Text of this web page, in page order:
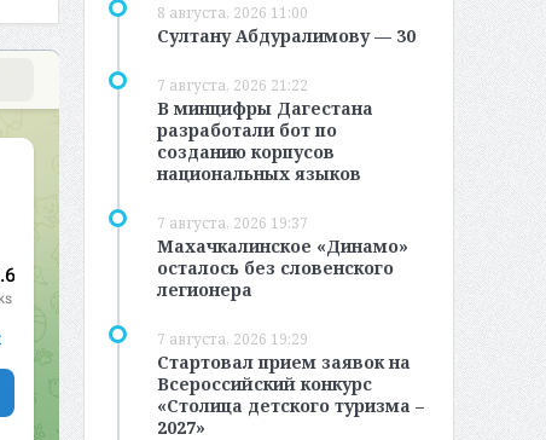
8 августа, 2026 11:00
Султану Абдуралимову — 30
7 августа, 2026 21:22
В минцифры Дагестана
разработали бот по
созданию корпусов
национальных языков
7 августа, 2026 19:37
Махачкалинское «Динамо»
осталось без словенского
легионера
7 августа, 2026 19:29
Стартовал прием заявок на
Всероссийский конкурс
«Столица детского туризма –
2027»